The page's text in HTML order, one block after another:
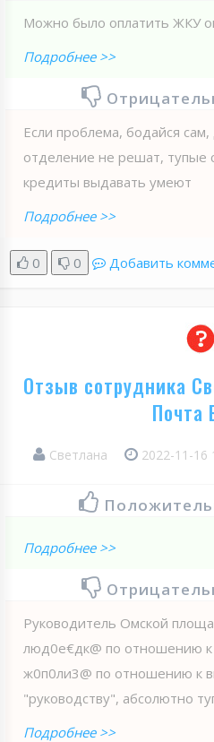
Можно было оплатить ЖКУ
Подробнее >>
Если проблема, бодайся
отделение не решат, тупые
кредиты выдавать умеют
Подробнее >>
0 0 Добавить
Отзыв сотрудника
Почта
Светлана 2022-11-16
Подробнее >>
Руководитель Омской
люд0е€дк@ по отношению
ж0п0ли3@ по отношению к
"руководству", абсолютно
Подробнее >>